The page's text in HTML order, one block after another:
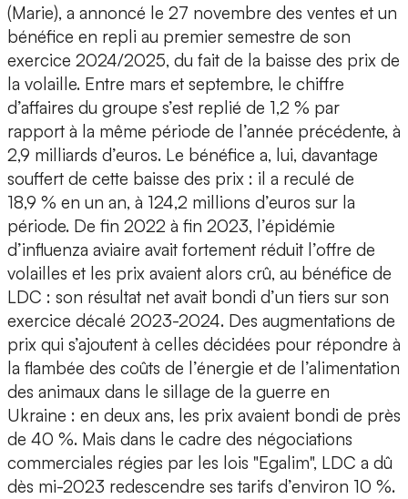
(Marie), a annoncé le 27 novembre des ventes et un
bénéfice en repli au premier semestre de son
exercice 2024/2025, du fait de la baisse des prix de
la volaille. Entre mars et septembre, le chiffre
d’affaires du groupe s’est replié de 1,2 % par
rapport à la même période de l’année précédente, à
2,9 milliards d’euros. Le bénéfice a, lui, davantage
souffert de cette baisse des prix : il a reculé de
18,9 % en un an, à 124,2 millions d’euros sur la
période. De fin 2022 à fin 2023, l’épidémie
d’influenza aviaire avait fortement réduit l’offre de
volailles et les prix avaient alors crû, au bénéfice de
LDC : son résultat net avait bondi d’un tiers sur son
exercice décalé 2023-2024. Des augmentations de
prix qui s’ajoutent à celles décidées pour répondre à
la flambée des coûts de l’énergie et de l’alimentation
des animaux dans le sillage de la guerre en
Ukraine : en deux ans, les prix avaient bondi de près
de 40 %. Mais dans le cadre des négociations
commerciales régies par les lois "Egalim", LDC a dû
dès mi-2023 redescendre ses tarifs d’environ 10 %.